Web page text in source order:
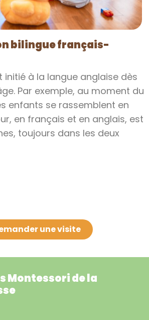
bilingue français-
à la langue anglaise dès
Par exemple, au moment du
enfants se rassemblent en
en français et en anglais, est
toujours dans les deux
une visite
Montessori de la